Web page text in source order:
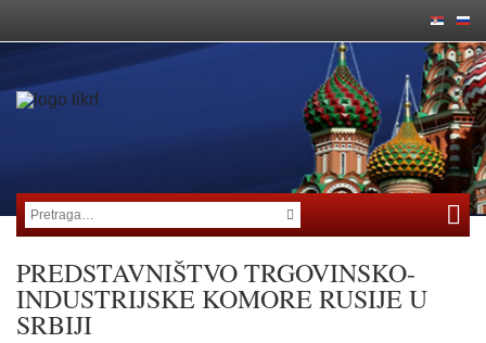
PREDSTAVNIŠTVO TRGOVINSKO-
INDUSTRIJSKE KOMORE RUSIJE U
SRBIJI